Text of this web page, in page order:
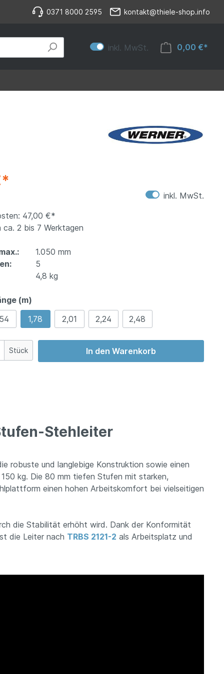
0371 8000 2595 kontakt@thiele-shop.info
inkl. MwSt. 0,00 €*
inkl. MwSt.
47,00 €*
ca. 2 bis 7 Werktagen
1.050 mm
5
4,8 kg
(m)
1,78 2,01 2,24 2,48
Stück In den Warenkorb
Stehleiter
robuste und langlebige Konstruktion sowie einen
kg. Die 80 mm tiefen Stufen mit starken,
einen hohen Arbeitskomfort bei vielseitigen
die Stabilität erhöht wird. Dank der Konformität
die Leiter nach TRBS 2121-2 als Arbeitsplatz und